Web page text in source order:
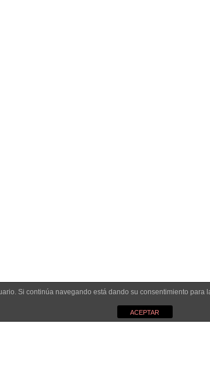
Si continúa navegando está dando su consentimiento
ACEPTAR